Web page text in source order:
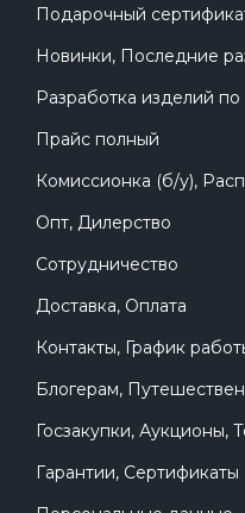
Подарочный
Новинки, Последние
Разработка изделий
Прайс полный
Комиссионка (б/у),
Опт, Дилерство
Сотрудничество
Доставка, Оплата
Контакты, График
Блогерам,
Госзакупки, Аукционы,
Гарантии, Сертификаты